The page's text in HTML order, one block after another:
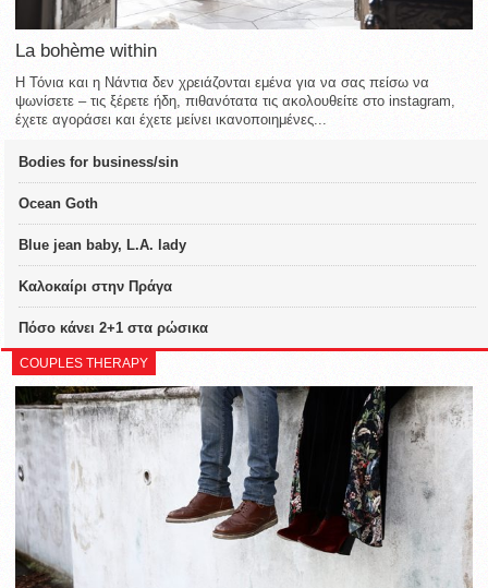
La bohème within
Η Τόνια και η Νάντια δεν χρειάζονται εμένα για να σας πείσω να
ψωνίσετε – τις ξέρετε ήδη, πιθανότατα τις ακολουθείτε στο instagram,
έχετε αγοράσει και έχετε μείνει ικανοποιημένες...
Bodies for business/sin
Ocean Goth
Blue jean baby, L.A. lady
Καλοκαίρι στην Πράγα
Πόσο κάνει 2+1 στα ρώσικα
COUPLES THERAPY